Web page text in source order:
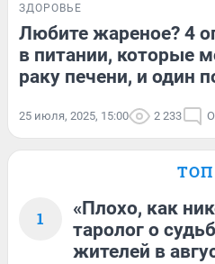
ЗДОРОВЬЕ
Любите жареное? 4
в питании, которые
раку печени, и один
25 июля, 2025, 15:00 2 233
ТОП
1
«Плохо, как
таролог о
жителей в